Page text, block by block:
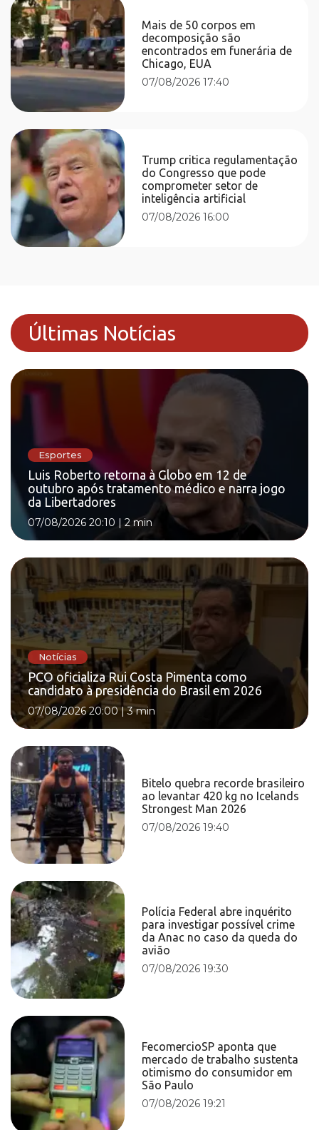
Mais de 50 corpos em
decomposição são
encontrados em funerária de
Chicago, EUA
07/08/2026 17:40
Trump critica regulamentação
do Congresso que pode
comprometer setor de
inteligência artificial
07/08/2026 16:00
Últimas Notícias
Esportes
Luis Roberto retorna à Globo em 12 de
outubro após tratamento médico e narra jogo
da Libertadores
07/08/2026 20:10 | 2 min
Notícias
PCO oficializa Rui Costa Pimenta como
candidato à presidência do Brasil em 2026
07/08/2026 20:00|3 min
Bitelo quebra recorde brasileiro
ao levantar 420 kg no Icelands
Strongest Man 2026
07/08/2026 19:40
Polícia Federal abre inquérito
para investigar possível crime
da Anac no caso da queda do
avião
07/08/2026 19:30
FecomercioSP aponta que
mercado de trabalho sustenta
otimismo do consumidor em
São Paulo
07/08/2026 19:21